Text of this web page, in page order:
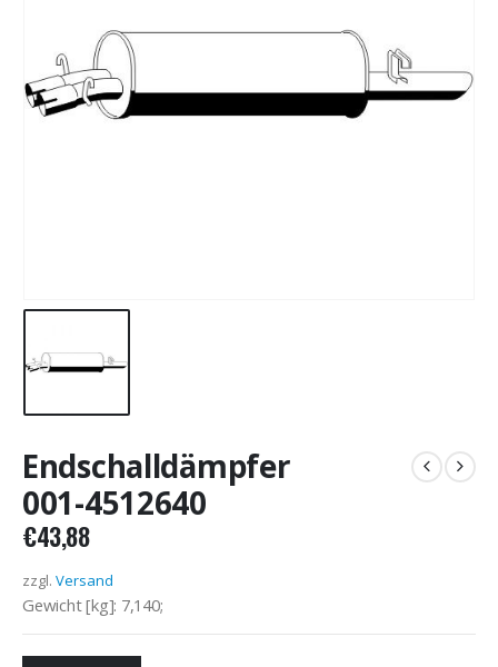
Endschalldämpfer
001-4512640
€43,88
zzgl. Versand
Gewicht [kg]: 7,140;